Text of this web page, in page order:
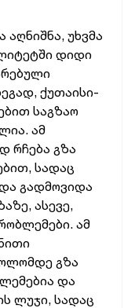
უხვმა
დიდი
ქუთაისი-
საგზაო
ამ
რჩება გზა
სადაც
გადმოვიდა
ასევე,
ამ
გზა
და
ლუჯი, სადაც